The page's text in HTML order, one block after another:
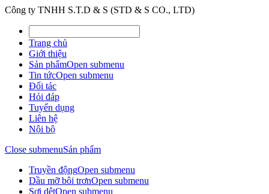
Công ty TNHH S.T.D & S (STD & S CO., LTD)
Trang chủ
Giới thiệu
Sản phẩmOpen submenu
Tin tứcOpen submenu
Đối tác
Hỏi đáp
Tuyển dụng
Liên hệ
Nội bộ
Close submenuSản phẩm
Truyền độngOpen submenu
Dầu mỡ bôi trơnOpen submenu
Sợi dệtOpen submenu